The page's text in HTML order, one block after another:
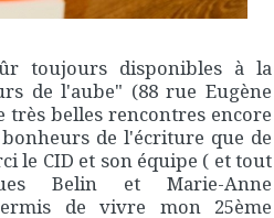
toujours disponibles à la
de l'aube" (88 rue Eugène
très belles rencontres encore
de l'écriture que de
le CID et son équipe ( et tout
Belin et Marie-Anne
de vivre mon 25ème